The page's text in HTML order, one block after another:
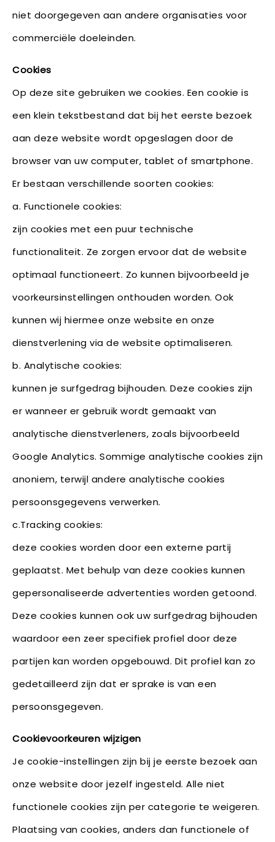
niet doorgegeven aan andere organisaties voor
commerciële doeleinden.
Cookies
Op deze site gebruiken we cookies. Een cookie is
een klein tekstbestand dat bij het eerste bezoek
aan deze website wordt opgeslagen door de
browser van uw computer, tablet of smartphone.
Er bestaan verschillende soorten cookies:
a. Functionele cookies:
zijn cookies met een puur technische
functionaliteit. Ze zorgen ervoor dat de website
optimaal functioneert. Zo kunnen bijvoorbeeld je
voorkeursinstellingen onthouden worden. Ook
kunnen wij hiermee onze website en onze
dienstverlening via de website optimaliseren.
b. Analytische cookies:
kunnen je surfgedrag bijhouden. Deze cookies zijn
er wanneer er gebruik wordt gemaakt van
analytische dienstverleners, zoals bijvoorbeeld
Google Analytics. Sommige analytische cookies zijn
anoniem, terwijl andere analytische cookies
persoonsgegevens verwerken.
c.Tracking cookies:
deze cookies worden door een externe partij
geplaatst. Met behulp van deze cookies kunnen
gepersonaliseerde advertenties worden getoond.
Deze cookies kunnen ook uw surfgedrag bijhouden
waardoor een zeer specifiek profiel door deze
partijen kan worden opgebouwd. Dit profiel kan zo
gedetailleerd zijn dat er sprake is van een
persoonsgegeven.
Cookievoorkeuren wijzigen
Je cookie-instellingen zijn bij je eerste bezoek aan
onze website door jezelf ingesteld. Alle niet
functionele cookies zijn per categorie te weigeren.
Plaatsing van cookies, anders dan functionele of